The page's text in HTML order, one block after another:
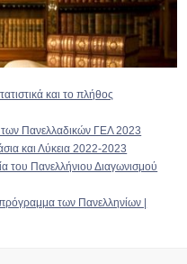
και το πλήθος
των Πανελλαδικών ΓΕΛ 2023
και Λύκεια 2022-2023
του Πανελλήνιου Διαγωνισμού
των Πανελληνίων |